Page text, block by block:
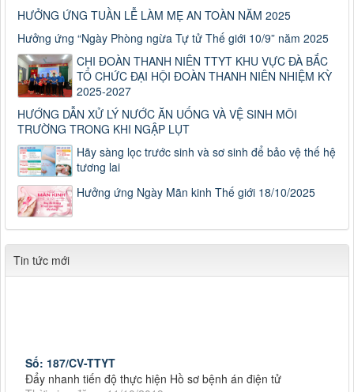
HƯỞNG ỨNG TUẦN LỄ LÀM MẸ AN TOÀN NĂM 2025
Hưởng ứng “Ngày Phòng ngừa Tự tử Thế giới 10/9” năm 2025
CHI ĐOÀN THANH NIÊN TTYT KHU VỰC ĐÀ BẮC
TỔ CHỨC ĐẠI HỘI ĐOÀN THANH NIÊN NHIỆM KỲ
2025-2027
HƯỚNG DẪN XỬ LÝ NƯỚC ĂN UỐNG VÀ VỆ SINH MÔI
TRƯỜNG TRONG KHI NGẬP LỤT
Hãy sàng lọc trước sinh và sơ sinh để bảo vệ thế hệ
tương lai
Hưởng ứng Ngày Mãn kinh Thế giới 18/10/2025
Tin tức mới
Đẩy nhanh tiến độ thực hiện Hồ sơ bệnh án điện tử
Thời gian đăng: 11/10/2019